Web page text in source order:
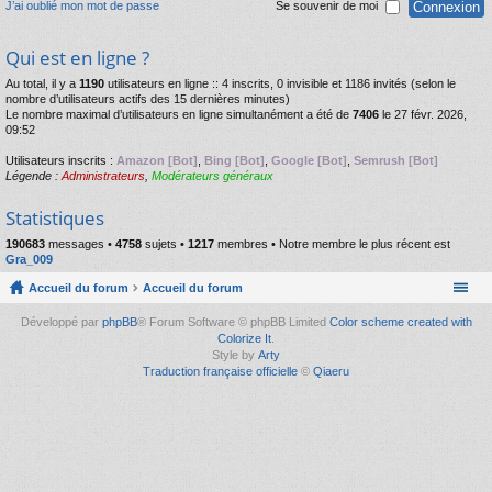
J’ai oublié mon mot de passe Se souvenir de moi
Qui est en ligne ?
Au total, il y a 1190 utilisateurs en ligne :: 4 inscrits, 0 invisible et 1186 invités (selon le
nombre d’utilisateurs actifs des 15 dernières minutes)
Le nombre maximal d’utilisateurs en ligne simultanément a été de 7406 le 27 févr. 2026,
09:52
Utilisateurs inscrits : Amazon [Bot] Bing [Bot] Google [Bot] Semrush [Bot]
Légende : Administrateurs Modérateurs généraux
Statistiques
190683 messages • 4758 sujets • 1217 membres • Notre membre le plus récent est
Gra_009
Accueil du forum Accueil du forum
Développé par phpBB® Forum Software © phpBB Limited Color scheme created with
Colorize It.
Style by Arty
Traduction française officielle © Qiaeru